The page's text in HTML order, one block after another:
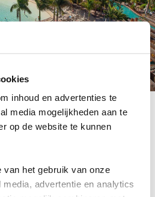
inhoud en advertenties te
media mogelijkheden aan te
op de website te kunnen
van het gebruik van onze
advertentie en analytics